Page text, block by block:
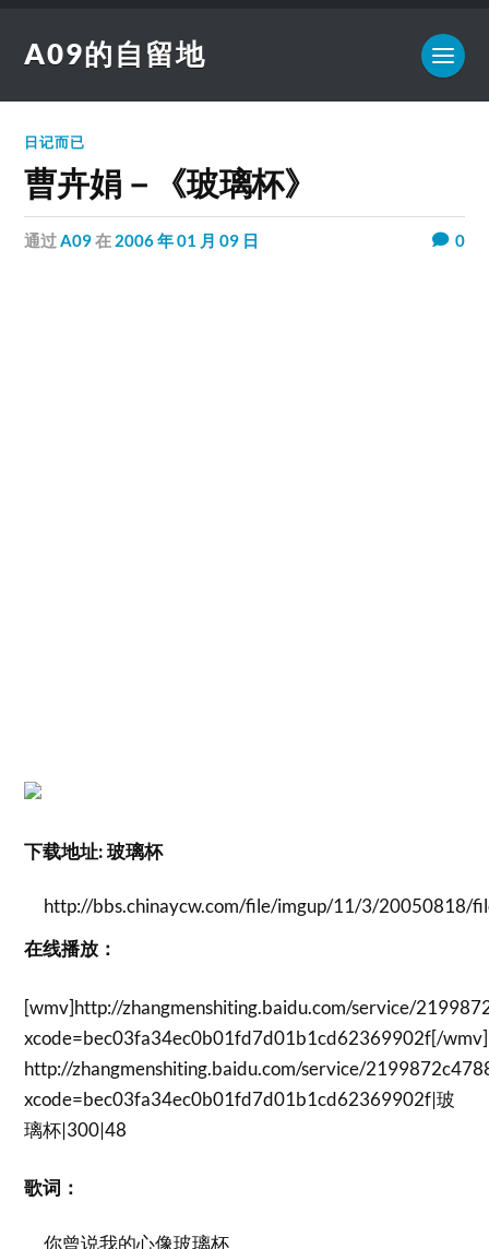
A09的自留地
日记而已
曹卉娟－《玻璃杯》
通过A09在 2006 年 01 月 09 日 0
下载地址: 玻璃杯
http://bbs.chinaycw.com/file/imgup/11/3/20050818/
在线播放：
[wmv]http://zhangmenshiting.baidu.com/service/
xcode=bec03fa34ec0b01fd7d01b1cd62369902f[/wmv]
http://zhangmenshiting.baidu.com/service/
xcode=bec03fa34ec0b01fd7d01b1cd62369902f|玻
璃杯|300|48
歌词：
你曾说我的心像玻璃杯